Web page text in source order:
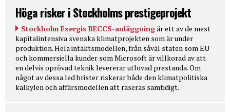
Höga risker i Stockholms prestigeprojekt
Stockholm Exergis BECCS-anläggningär ett av de mest
kapitalintensiva svenska klimatprojekten som är under
produktion. Hela intäktsmodellen, från såväl staten som EU
och kommersiella kunder som Microsoft är villkorad av att
en delvis oprövad teknik levererar utlovad prestanda. Om
något av dessa led brister riskerar både den klimatpolitiska
kalkylen och affärsmodellen att raseras samtidigt.